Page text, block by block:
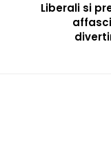
Liberali si